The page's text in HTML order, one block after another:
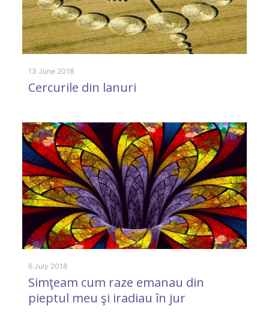
13 June 2018
Cercurile din lanuri
6 July 2018
Simţeam cum raze emanau din
pieptul meu şi iradiau în jur